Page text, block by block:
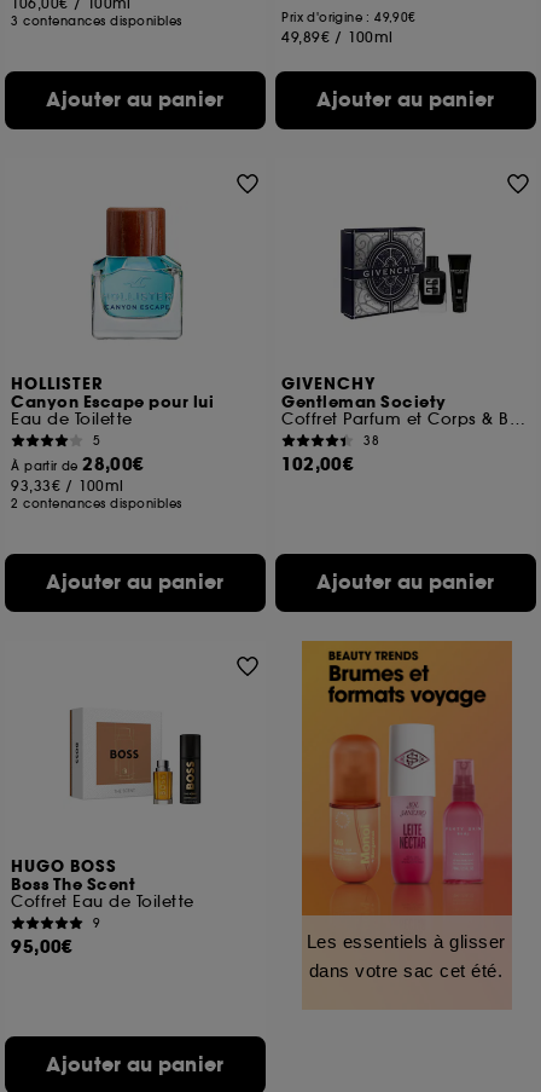
3 contenances disponibles
Ajouter au panier
Prix d'origine : 49,90€
49,89€ / 100ml
Ajouter au panier
HOLLISTER
Canyon Escape pour lui
Eau de Toilette
5
À partir de28,00€
93,33€ / 100ml
2 contenances disponibles
Ajouter au panier
GIVENCHY
Gentleman Society
Coffret Parfum et Corps & Bain
38
102,00€
Ajouter au panier
HUGO BOSS
Boss The Scent
Coffret Eau de Toilette
9
95,00€
Ajouter au panier
Les essentiels à glisser
dans votre sac cet été.